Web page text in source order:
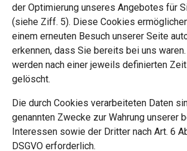
der Optimierung unseres Angebotes für
(siehe Ziff. 5). Diese Cookies
einem erneuten Besuch unserer Seite
erkennen, dass Sie bereits bei uns
werden nach einer jeweils definierten
gelöscht.
Die durch Cookies verarbeiteten Daten
genannten Zwecke zur Wahrung unserer
Interessen sowie der Dritter nach Art. 6
DSGVO erforderlich.